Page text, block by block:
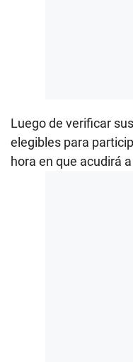
Luego de verificar
elegibles para
hora en que acudirá